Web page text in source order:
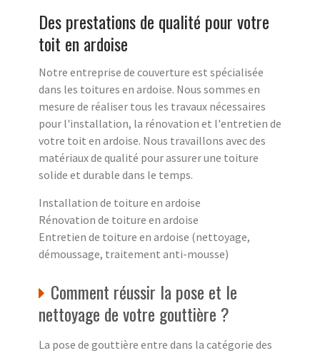
Des prestations de qualité pour votre
toit en ardoise
Notre entreprise de couverture est spécialisée
dans les toitures en ardoise. Nous sommes en
mesure de réaliser tous les travaux nécessaires
pour l'installation, la rénovation et l'entretien de
votre toit en ardoise. Nous travaillons avec des
matériaux de qualité pour assurer une toiture
solide et durable dans le temps.
Installation de toiture en ardoise
Rénovation de toiture en ardoise
Entretien de toiture en ardoise (nettoyage,
démoussage, traitement anti-mousse)
Comment réussir la pose et le
nettoyage de votre gouttière ?
La pose de gouttière entre dans la catégorie des